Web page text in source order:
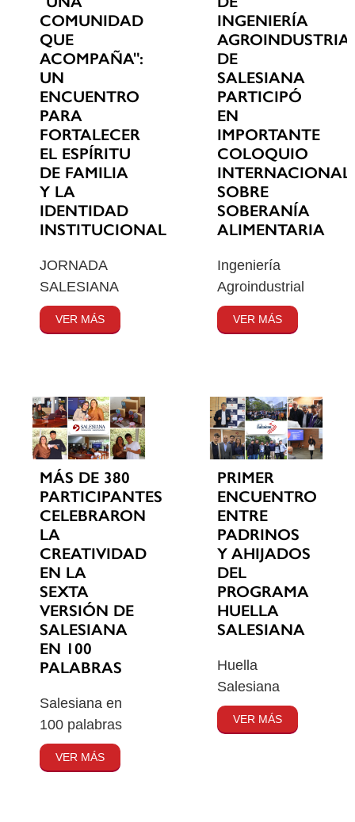
COMUNIDAD
QUE
ACOMPAÑA":
UN
ENCUENTRO
PARA
FORTALECER
EL ESPÍRITU
DE FAMILIA
Y LA
IDENTIDAD
INSTITUCIONAL
JORNADA
SALESIANA
VER MÁS
INGENIERÍA
DE
SALESIANA
PARTICIPÓ
EN
IMPORTANTE
COLOQUIO
INTERNACIONAL
SOBRE
SOBERANÍA
ALIMENTARIA
Ingeniería
Agroindustrial
VER MÁS
MÁS DE 380
PARTICIPANTES
CELEBRARON
LA
CREATIVIDAD
EN LA
SEXTA
VERSIÓN DE
SALESIANA
EN 100
PALABRAS
Salesiana en
100 palabras
VER MÁS
PRIMER
ENCUENTRO
ENTRE
PADRINOS
Y AHIJADOS
DEL
PROGRAMA
HUELLA
SALESIANA
Huella
Salesiana
VER MÁS